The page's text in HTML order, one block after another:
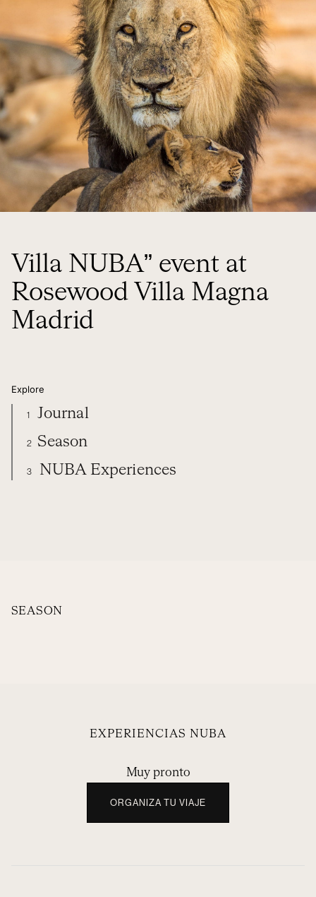
Villa NUBA” event at
Rosewood Villa Magna
Madrid
Explore
1 Journal
2 Season
3 NUBA Experiences
SEASON
EXPERIENCIAS NUBA
Muy pronto
ORGANIZA TU VIAJE